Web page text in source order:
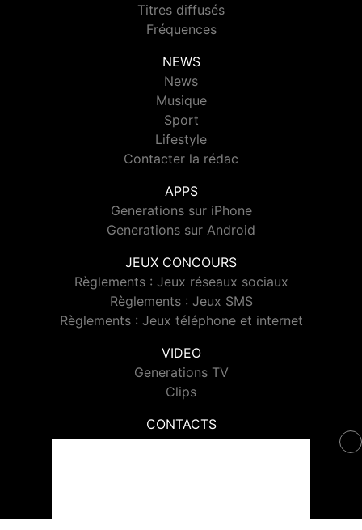
Titres diffusés
Fréquences
NEWS
News
Musique
Sport
Lifestyle
Contacter la rédac
APPS
Generations sur iPhone
Generations sur Android
JEUX CONCOURS
Règlements : Jeux réseaux sociaux
Règlements : Jeux SMS
Règlements : Jeux téléphone et internet
VIDEO
Generations TV
Clips
CONTACTS
Contacter Generations